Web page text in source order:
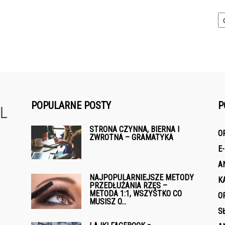
POPULARNE POSTY
STRONA CZYNNA, BIERNA I
ZWROTNA – GRAMATYKA
NAJPOPULARNIEJSZE METODY
PRZEDŁUŻANIA RZĘS –
METODA 1:1, WSZYSTKO CO
MUSISZ O...